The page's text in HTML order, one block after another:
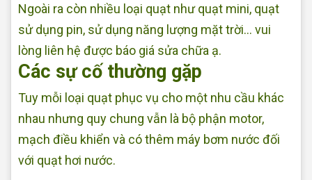
Ngoài ra còn nhiều loại quạt như quạt mini, quạt
sử dụng pin, sử dụng năng lượng mặt trời... vui
lòng liên hệ được báo giá sửa chữa ạ.
Các sự cố thường gặp
Tuy mỗi loại quạt phục vụ cho một nhu cầu khác
nhau nhưng quy chung vẫn là bộ phận motor,
mạch điều khiển và có thêm máy bơm nước đối
với quạt hơi nước.